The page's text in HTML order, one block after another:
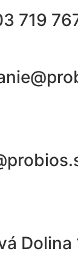
719
Dolina